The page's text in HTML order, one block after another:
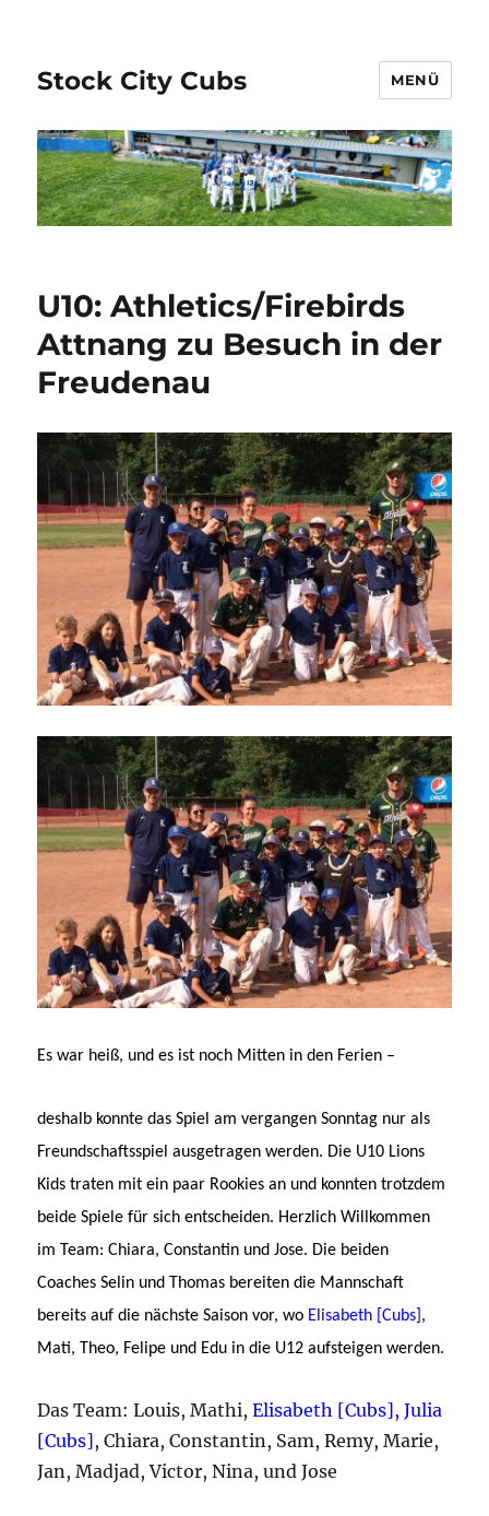
Stock City Cubs MENÜ
U10: Athletics/Firebirds
Attnang zu Besuch in der
Freudenau
Es war heiß, und es ist noch Mitten in den Ferien –
deshalb konnte das Spiel am vergangen Sonntag nur als
Freundschaftsspiel ausgetragen werden. Die U10 Lions
Kids traten mit ein paar Rookies an und konnten trotzdem
beide Spiele für sich entscheiden. Herzlich Willkommen
im Team: Chiara, Constantin und Jose. Die beiden
Coaches Selin und Thomas bereiten die Mannschaft
bereits auf die nächste Saison vor, wo Elisabeth [Cubs] ,
Mati, Theo, Felipe und Edu in die U12 aufsteigen werden.
Das Team: Louis, Mathi,Elisabeth [Cubs], Julia
[Cubs], Chiara, Constantin, Sam, Remy, Marie,
Jan, Madjad, Victor, Nina, und Jose